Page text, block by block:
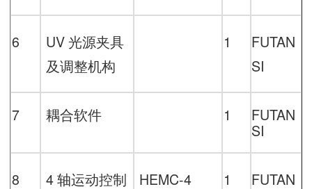
6 UV光源夹具
及调整机构
1
FUTAN
SI
7 耦合软件 1 FUTAN
SI
8 4轴运动控制
HEMC-4 1
FUTAN